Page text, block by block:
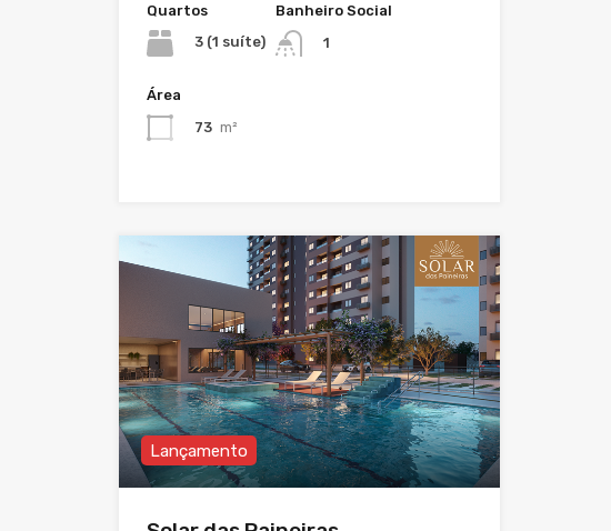
Quartos
3 (1 suíte)
Banheiro Social
1
Área
73 m²
Lançamento